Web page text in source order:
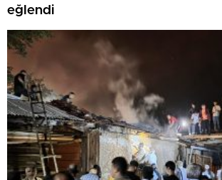
eğlendi